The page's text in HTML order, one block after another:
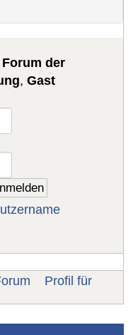
der
,Gast
Profil für